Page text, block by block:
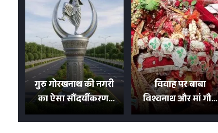
गुरु गोरखनाथ की नगरी
का ऐसा सौंदर्यीकरण!
मन मोह लेंगी शहर की
विवाह पर बाबा
विश्वनाथ और मां गौरा
को 6 लाख रुपये का